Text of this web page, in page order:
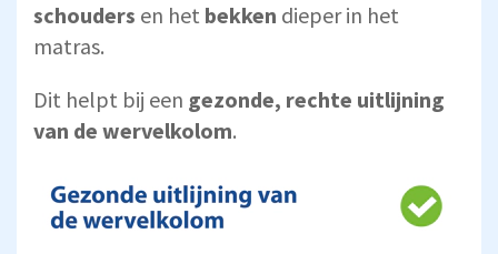
schouders en het bekken dieper in het
matras.
Dit helpt bij een gezonde, rechte uitlijning
van de wervelkolom.